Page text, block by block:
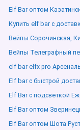
Elf Bar оптом
Купить elf bar с
Вейпы Сорочинская,
Вейпы Телеграфный
elf bar elfx pro
Elf bar с быстрой
Elf Bar с подсветкой
Elf Bar оптом
Elf Bar оптом Шота